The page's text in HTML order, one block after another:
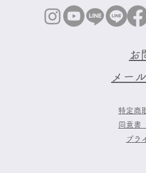
お
メー
特定商
同意書
プラ